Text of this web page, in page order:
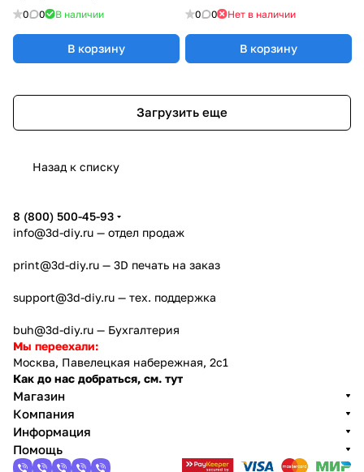
0 0 В наличии
В корзину
0 0 Нет в наличии
В корзину
Загрузить еще
Назад к списку
8 (800) 500-45-93
info@3d-diy.ru — отдел продаж
print@3d-diy.ru — 3D печать на заказ
support@3d-diy.ru — тех. поддержка
buh@3d-diy.ru — Бухгалтерия
Мы переехали:
Москва, Павелецкая набережная, 2с1
Как до нас добраться, см. тут
Магазин
Компания
Информация
Помощь